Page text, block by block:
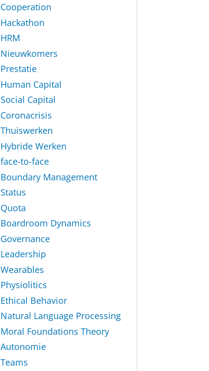
Cooperation
Hackathon
HRM
Nieuwkomers
Prestatie
Human Capital
Social Capital
Coronacrisis
Thuiswerken
Hybride Werken
face-to-face
Boundary Management
Status
Quota
Boardroom Dynamics
Governance
Leadership
Wearables
Physiolitics
Ethical Behavior
Natural Language Processing
Moral Foundations Theory
Autonomie
Teams